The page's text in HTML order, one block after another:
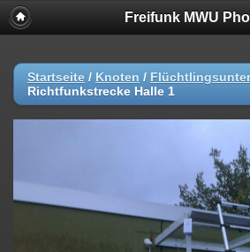
Freifunk MWU
Startseite / Knoten /
Richtfunkstrecke Halle 1